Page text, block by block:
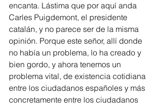
encanta. Lástima que por aquí anda
Carles Puigdemont, el presidente
catalán, y no parece ser de la misma
opinión. Porque este señor, allí donde
no había un problema, lo ha creado y
bien gordo, y ahora tenemos un
problema vital, de existencia cotidiana
entre los ciudadanos españoles y más
concretamente entre los ciudadanos